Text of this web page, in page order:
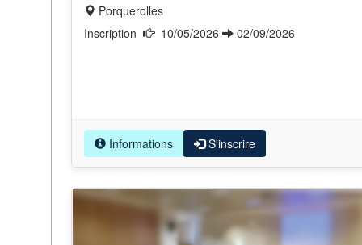
Porquerolles
10/05/2026 02/09/2026
Informations S'inscrire